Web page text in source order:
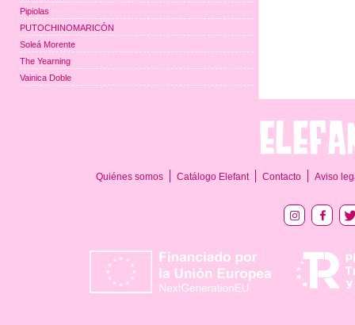
Pipiolas
PUTOCHINOMARICÓN
Soleá Morente
The Yearning
Vainica Doble
Quiénes somos Catálogo Elefant Contacto Aviso